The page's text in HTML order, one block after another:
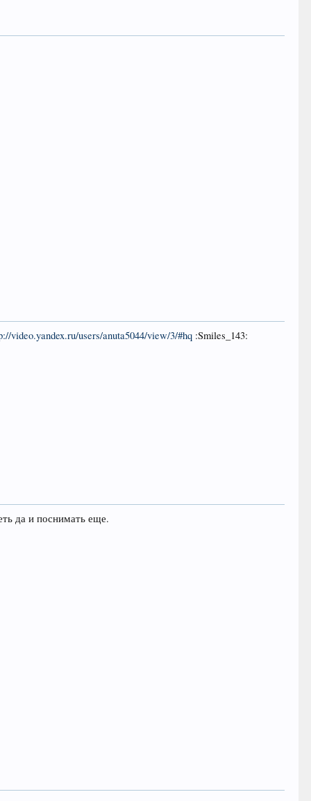
video.yandex.ru/users/anuta5044/view/3/#hq :Smiles_143:
да и поснимать еще.